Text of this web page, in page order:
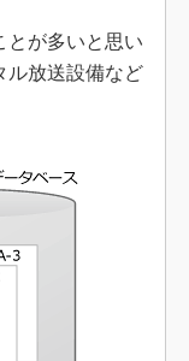
が多いと思い
ル放送設備など